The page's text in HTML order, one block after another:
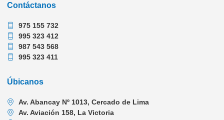
Contáctanos
975 155 732
995 323 412
987 543 568
995 323 411
Úbicanos
Av. Abancay Nº 1013, Cercado de Lima
Av. Aviación 158, La Victoria